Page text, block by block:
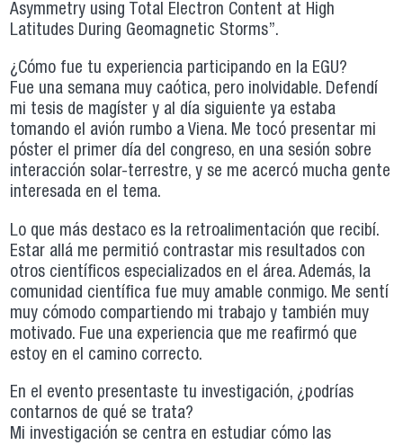
Asymmetry using Total Electron Content at High
Latitudes During Geomagnetic Storms”.
¿Cómo fue tu experiencia participando en la EGU?
Fue una semana muy caótica, pero inolvidable. Defendí
mi tesis de magíster y al día siguiente ya estaba
tomando el avión rumbo a Viena. Me tocó presentar mi
póster el primer día del congreso, en una sesión sobre
interacción solar-terrestre, y se me acercó mucha gente
interesada en el tema.
Lo que más destaco es la retroalimentación que recibí.
Estar allá me permitió contrastar mis resultados con
otros científicos especializados en el área. Además, la
comunidad científica fue muy amable conmigo. Me sentí
muy cómodo compartiendo mi trabajo y también muy
motivado. Fue una experiencia que me reafirmó que
estoy en el camino correcto.
En el evento presentaste tu investigación, ¿podrías
contarnos de qué se trata?
Mi investigación se centra en estudiar cómo las